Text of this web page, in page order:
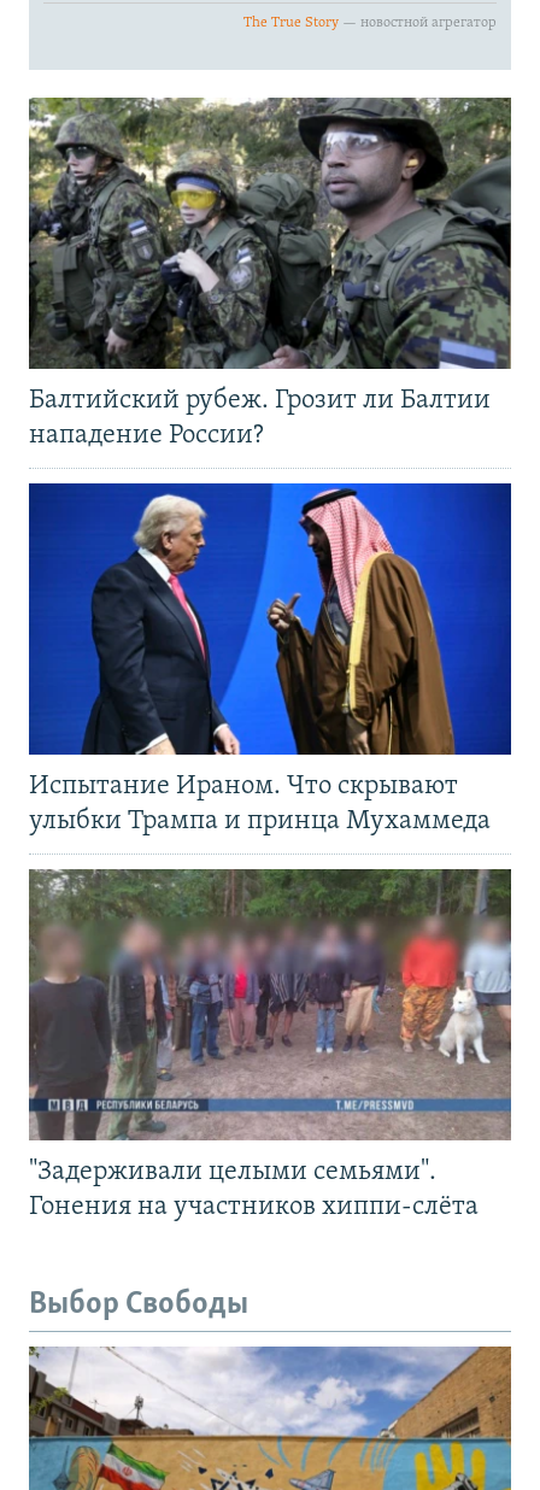
Балтийский рубеж. Грозит ли Балтии
нападение России?
Испытание Ираном. Что скрывают
улыбки Трампа и принца Мухаммеда
"Задерживали целыми семьями".
Гонения на участников хиппи-слёта
Выбор Свободы